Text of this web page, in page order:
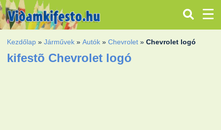
Kezdőlap »Járművek »Autók »Chevrolet »Chevrolet logó
kifestõ Chevrolet logó